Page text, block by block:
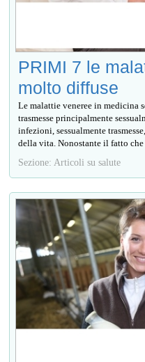
PRIMI 7 le
molto diffuse
Le malattie veneree in medicina
trasmesse principalmente
infezioni, sessualmente
della vita. Nonostante il fatto che
Sezione: Articoli su salute